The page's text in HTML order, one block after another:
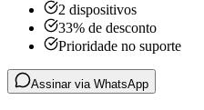
2 dispositivos
33% de desconto
Prioridade no suporte
Assinar via WhatsApp